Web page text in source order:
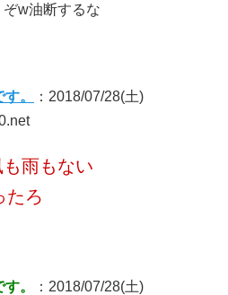
w油断するな
。
：2018/07/28(土)
雨もない
たろ
。
：2018/07/28(土)